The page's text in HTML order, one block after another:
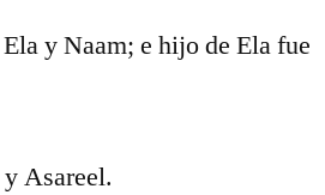
y Naam; e hijo de Ela fue
Asareel.